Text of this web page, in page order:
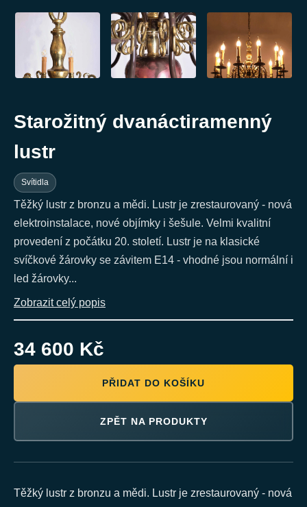
Starožitný dvanáctiramenný
lustr
Svítidla
Těžký lustr z bronzu a mědi. Lustr je zrestaurovaný - nová
elektroinstalace, nové objímky i šešule. Velmi kvalitní
provedení z počátku 20. století. Lustr je na klasické
svíčkové žárovky se závitem E14 - vhodné jsou normální i
led žárovky...
Zobrazit celý popis
34 600 Kč
PŘIDAT DO KOŠÍKU
ZPĚT NA PRODUKTY
Těžký lustr z bronzu a mědi. Lustr je zrestaurovaný - nová